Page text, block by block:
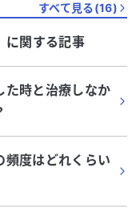
すべて見る(16)
に関する記事
た時と治療しなか
頻度はどれくらい